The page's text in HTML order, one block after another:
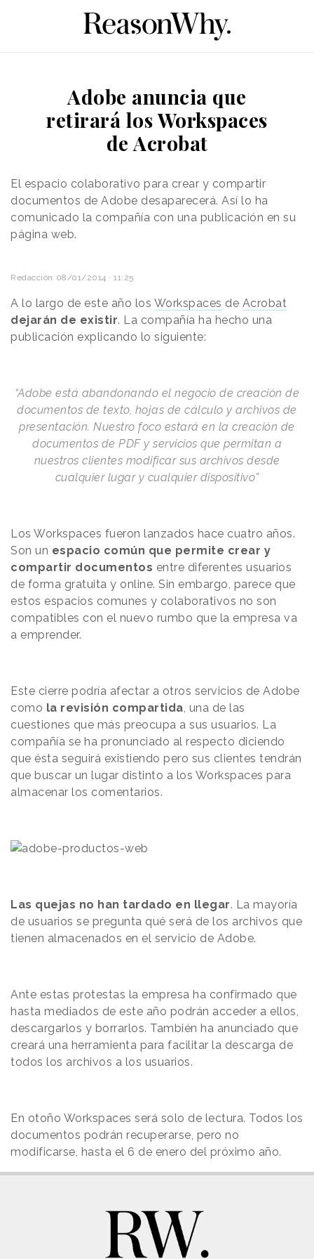
Adobe anuncia que
retirará los Workspaces
de Acrobat
El espacio colaborativo para crear y compartir
documentos de Adobe desaparecerá. Así lo ha
comunicado la compañía con una publicación en su
página web.
Redacción 08/01/2014 · 11:25
A lo largo de este año los Workspaces de Acrobat
dejarán de existir. La compañía ha hecho una
publicación explicando lo siguiente:
“Adobe está abandonando el negocio de creación de
documentos de texto, hojas de cálculo y archivos de
presentación. Nuestro foco estará en la creación de
documentos de PDF y servicios que permitan a
nuestros clientes modificar sus archivos desde
cualquier lugar y cualquier dispositivo”
Los Workspaces fueron lanzados hace cuatro años.
Son un espacio común que permite crear y
compartir documentos entre diferentes usuarios
de forma gratuita y online. Sin embargo, parece que
estos espacios comunes y colaborativos no son
compatibles con el nuevo rumbo que la empresa va
a emprender.
Este cierre podría afectar a otros servicios de Adobe
como la revisión compartida , una de las
cuestiones que más preocupa a sus usuarios. La
compañía se ha pronunciado al respecto diciendo
que ésta seguirá existiendo pero sus clientes tendrán
que buscar un lugar distinto a los Workspaces para
almacenar los comentarios.
Las quejas no han tardado en llegar. La mayoría
de usuarios se pregunta qué será de los archivos que
tienen almacenados en el servicio de Adobe.
Ante estas protestas la empresa ha confirmado que
hasta mediados de este año podrán acceder a ellos,
descargarlos y borrarlos. También ha anunciado que
creará una herramienta para facilitar la descarga de
todos los archivos a los usuarios.
En otoño Workspaces será solo de lectura. Todos los
documentos podrán recuperarse, pero no
modificarse, hasta el 6 de enero del próximo año.